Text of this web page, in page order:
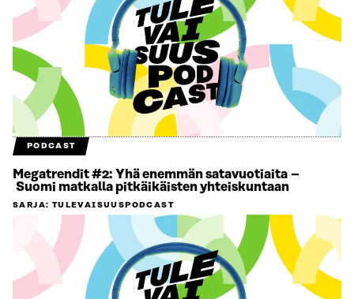
PODCAST
Megatrendit #2: Yhä enemmän satavuotiaita –
Suomi matkalla pitkäikäisten yhteiskuntaan
SARJA: TULEVAISUUSPODCAST